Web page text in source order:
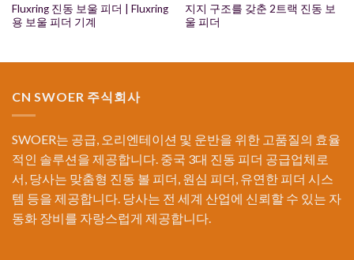
Fluxring 진동 보울 피더 | Fluxring
용 보울 피더 기계
지지 구조를 갖춘 2트랙 진동 보
울 피더
CN SWOER 주식회사
SWOER는 공급, 오리엔테이션 및 운반을 위한 고품질의 효율
적인 솔루션을 제공합니다. 중국 3대 진동 피더 공급업체로
서, 당사는 맞춤형 진동 볼 피더, 원심 피더, 유연한 피더 시스
템 등을 제공합니다. 당사는 전 세계 산업에 신뢰할 수 있는 자
동화 장비를 자랑스럽게 제공합니다.